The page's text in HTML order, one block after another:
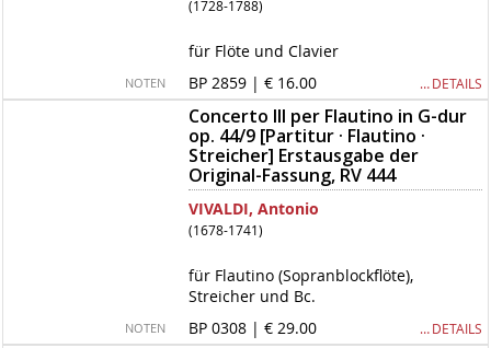
(1728-1788)
für Flöte und Clavier
NOTEN BP 2859 | € 16.00 … DETAILS
Concerto III per Flautino in G-dur
op. 44/9 [Partitur · Flautino ·
Streicher] Erstausgabe der
Original-Fassung, RV 444
VIVALDI, Antonio
(1678-1741)
für Flautino (Sopranblockflöte),
Streicher und Bc.
NOTEN BP 0308 | € 29.00 … DETAILS